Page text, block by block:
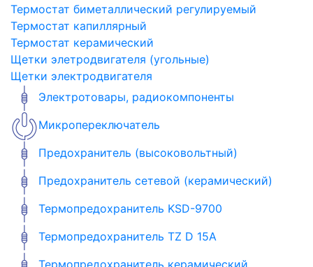
Термостат биметаллический регулируемый
Термостат капиллярный
Термостат керамический
Щетки элетродвигателя (угольные)
Щетки электродвигателя
Электротовары, радиокомпоненты
Микропереключатель
Предохранитель (высоковольтный)
Предохранитель сетевой (керамический)
Термопредохранитель KSD-9700
Термопредохранитель TZ D 15A